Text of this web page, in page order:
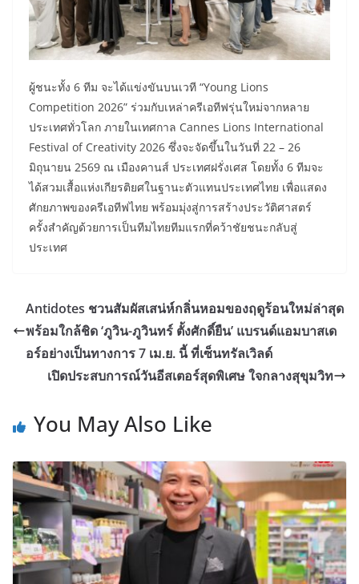
ผู้ชนะทั้ง 6 ทีม จะได้แข่งขันบนเวที “Young Lions
Competition 2026” ร่วมกับเหล่าครีเอทีฟรุ่นใหม่จากหลาย
ประเทศทั่วโลก ภายในเทศกาล Cannes Lions International
Festival of Creativity 2026 ซึ่งจะจัดขึ้นในวันที่ 22 – 26
มิถุนายน 2569 ณ เมืองคานส์ ประเทศฝรั่งเศส โดยทั้ง 6 ทีมจะ
ได้สวมเสื้อแห่งเกียรติยศในฐานะตัวแทนประเทศไทย เพื่อแสดง
ศักยภาพของครีเอทีฟไทย พร้อมมุ่งสู่การสร้างประวัติศาสตร์
ครั้งสำคัญด้วยการเป็นทีมไทยทีมแรกที่คว้าชัยชนะกลับสู่
ประเทศ
Antidotes ชวนสัมผัสเสน่ห์กลิ่นหอมของฤดูร้อนใหม่ล่าสุด
พร้อมใกล้ชิด ‘ภูวิน-ภูวินทร์ ตั้งศักดิ์ยืน’ แบรนด์แอมบาสเด
อร์อย่างเป็นทางการ 7 เม.ย. นี้ ที่เซ็นทรัลเวิลด์
เปิดประสบการณ์วันอีสเตอร์สุดพิเศษ ใจกลางสุขุมวิท
You May Also Like